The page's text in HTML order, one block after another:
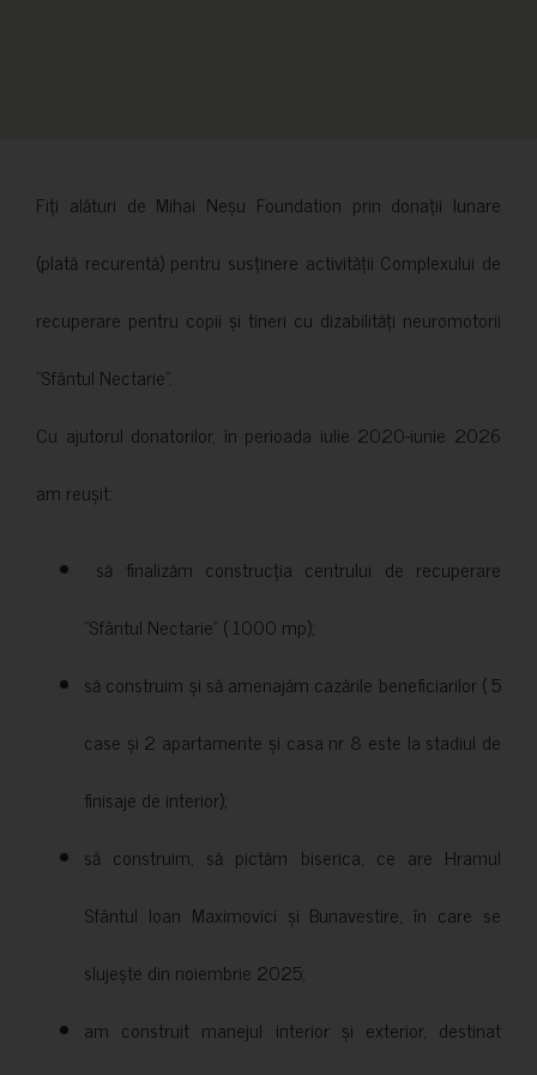
Fiți alături de Mihai Neșu Foundation prin donații lunare
(plată recurentă) pentru susținere activității Complexului de
recuperare pentru copii și tineri cu dizabilități neuromotorii
”Sfântul Nectarie”.
Cu ajutorul donatorilor, în perioada iulie 2020-iunie 2026
am reușit:
să finalizăm construcția centrului de recuperare
”Sfântul Nectarie” ( 1000 mp);
să construim și să amenajăm cazările beneficiarilor ( 5
case și 2 apartamente și casa nr 8 este la stadiul de
finisaje de interior);
să construim, să pictăm biserica, ce are Hramul
Sfântul Ioan Maximovici și Bunavestire, în care se
slujește din noiembrie 2025;
am construit manejul interior și exterior, destinat